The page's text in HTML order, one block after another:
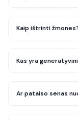
Kaip ištrinti
Kas yra
Ar pataiso senas